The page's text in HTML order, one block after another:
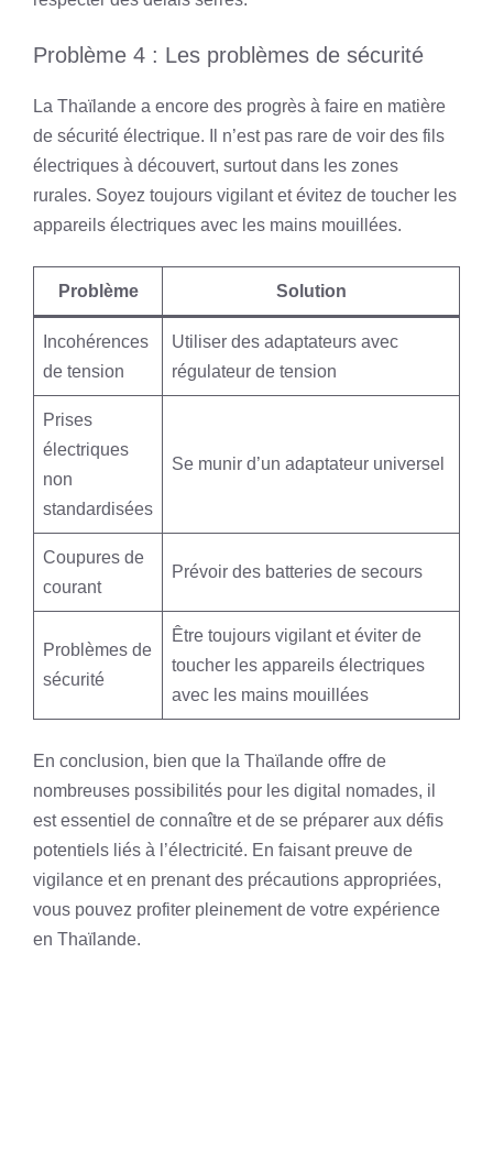
Problème 4 : Les problèmes de sécurité
La Thaïlande a encore des progrès à faire en matière
de sécurité électrique. Il n’est pas rare de voir des fils
électriques à découvert, surtout dans les zones
rurales. Soyez toujours vigilant et évitez de toucher les
appareils électriques avec les mains mouillées.
Problème Solution
Incohérences
de tension
Utiliser des adaptateurs avec
régulateur de tension
Prises
électriques
non
standardisées
Se munir d’un adaptateur universel
Coupures de
courant
Prévoir des batteries de secours
Problèmes de
sécurité
Être toujours vigilant et éviter de
toucher les appareils électriques
avec les mains mouillées
En conclusion, bien que la Thaïlande offre de
nombreuses possibilités pour les digital nomades, il
est essentiel de connaître et de se préparer aux défis
potentiels liés à l’électricité. En faisant preuve de
vigilance et en prenant des précautions appropriées,
vous pouvez profiter pleinement de votre expérience
en Thaïlande.